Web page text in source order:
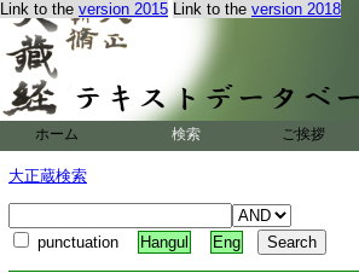
Link to the version 2015 Link to the version 2018
ホーム 検索 ご挨拶
大正蔵検索
punctuation Hangul Eng